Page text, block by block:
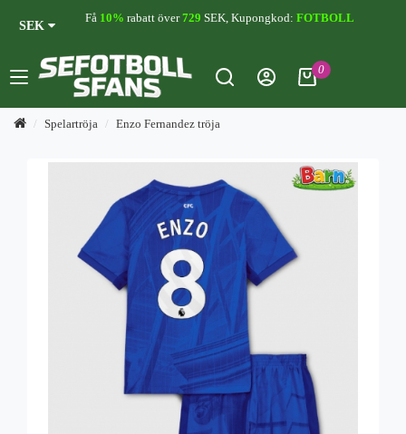
SEK
Få 10% rabatt över729 SEK, Kupongkod: FOTBOLL
0
Spelartröja Enzo Fernandez tröja